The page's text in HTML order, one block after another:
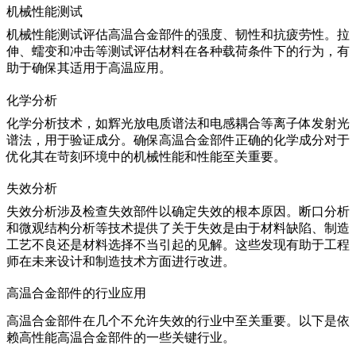
机械性能测试
机械性能测试评估高温合金部件的强度、韧性和抗疲劳性。 拉
伸、 蠕变和冲击等测试评估材料在各种载荷条件下的行为，有
助于确保其适用于高温应用。
化学分析
化学分析技术，如辉光放电质谱法和电感耦合等离子体发射光
谱法 ，用于验证成分。确保高温合金部件正确的化学成分对于
优化其在苛刻环境中的机械性能和性能至关重要。
失效分析
失效分析涉及检查失效部件以确定失效的根本原因。
断口分析
和微观结构分析等技术提供了关于失效是由于材料缺陷、制造
工艺不良还是材料选择不当引起的见解。这些发现有助于工程
师在未来设计和制造技术方面进行改进。
高温合金部件的行业应用
高温合金部件在几个不允许失效的行业中至关重要。以下是依
赖高性能高温合金部件的一些关键行业。